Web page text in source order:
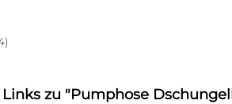
zu "Pumphose